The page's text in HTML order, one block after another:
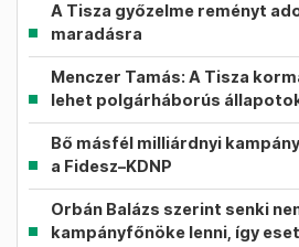
A Tisza győzelme reményt
maradásra
Menczer Tamás: A Tisza
lehet polgárháborús
Bő másfél milliárdnyi
a Fidesz–KDNP
Orbán Balázs szerint senki
kampányfőnöke lenni, így